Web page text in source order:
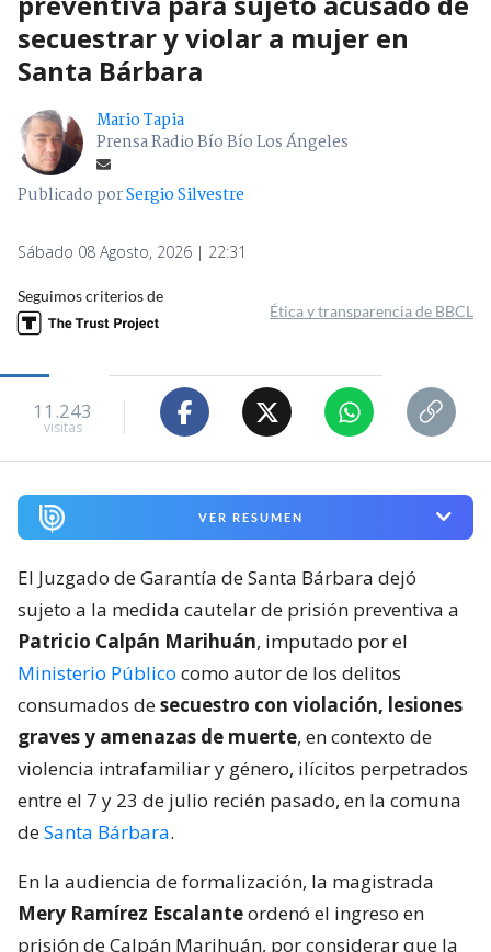
secuestrar y violar a mujer en
Santa Bárbara
Mario Tapia
Prensa Radio Bío Bío Los Ángeles
Publicado porSergio Silvestre
Sábado 08 Agosto, 2026 | 22:31
Seguimos criterios de
Ética y transparencia de BBCL
11.243
visitas
VER RESUMEN
El Juzgado de Garantía de Santa Bárbara dejó
sujeto a la medida cautelar de prisión preventiva a
Patricio Calpán Marihuán, imputado por el
Ministerio Público como autor de los delitos
consumados desecuestro con violación, lesiones
graves y amenazas de muerte, en contexto de
violencia intrafamiliar y género, ilícitos perpetrados
entre el 7 y 23 de julio recién pasado, en la comuna
deSanta Bárbara.
En la audiencia de formalización, la magistrada
Mery Ramírez Escalanteordenó el ingreso en
prisión de Calpán Marihuán, por considerar que la